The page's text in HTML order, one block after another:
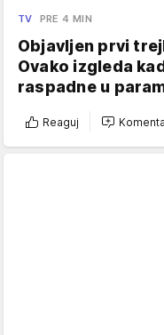
TV PRE 4 MIN
Objavljen prvi
Ovako izgleda
raspadne u
Reaguj